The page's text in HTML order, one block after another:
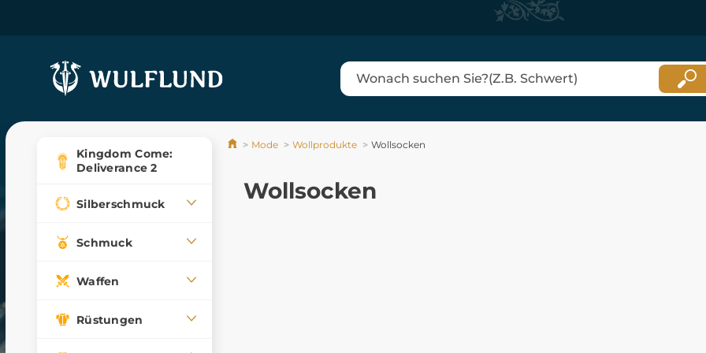
Kingdom Come:
Deliverance 2
Silberschmuck
Schmuck
Waffen
Rüstungen
Mode Wollprodukte Wollsocken
Wollsocken